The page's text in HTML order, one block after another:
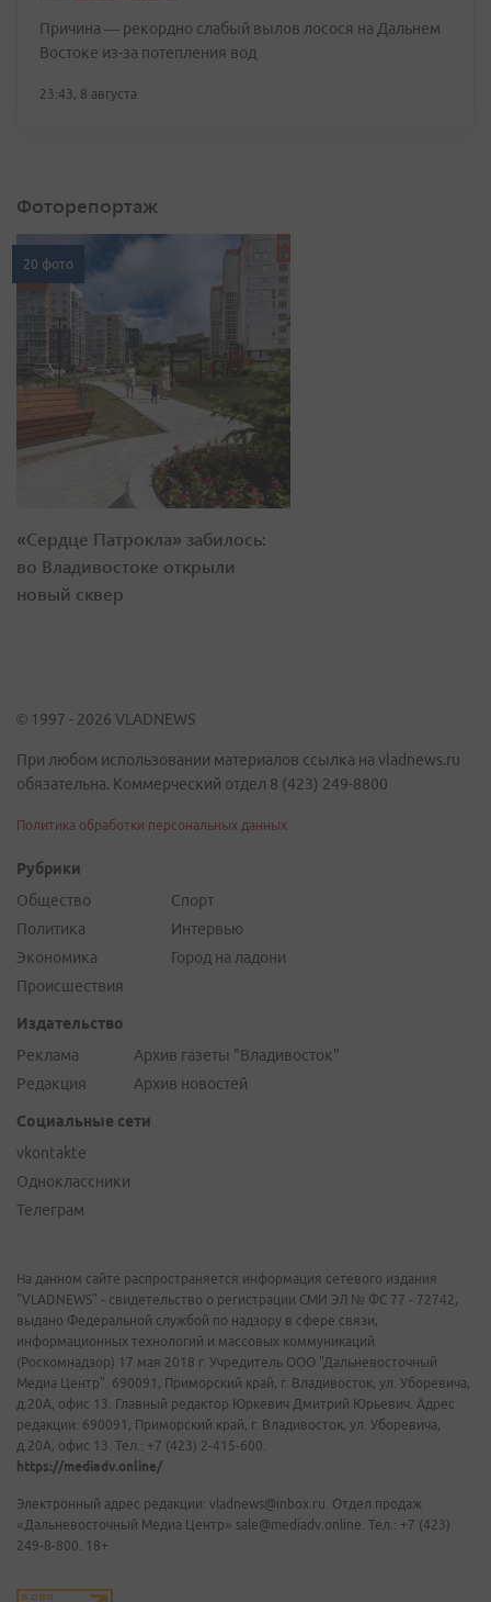
Причина — рекордно слабый вылов лосося на Дальнем
Востоке из-за потепления вод
23:43, 8 августа
Фоторепортаж
20 фото
«Сердце Патрокла» забилось:
во Владивостоке открыли
новый сквер
© 1997 - 2026 VLADNEWS
При любом использовании материалов ссылка на vladnews.ru
обязательна. Коммерческий отдел 8 (423) 249-8800
Политика обработки персональных данных
Рубрики
Общество
Политика
Экономика
Происшествия
Спорт
Интервью
Город на ладони
Издательство
Реклама
Редакция
Архив газеты "Владивосток"
Архив новостей
Социальные сети
vkontakte
Одноклассники
Телеграм
На данном сайте распространяется информация сетевого издания
"VLADNEWS" - свидетельство о регистрации СМИ ЭЛ № ФС 77 - 72742,
выдано Федеральной службой по надзору в сфере связи,
информационных технологий и массовых коммуникаций
(Роскомнадзор) 17 мая 2018 г. Учредитель ООО "Дальневосточный
Медиа Центр". 690091, Приморский край, г. Владивосток, ул. Уборевича,
д.20А, офис 13. Главный редактор Юркевич Дмитрий Юрьевич. Адрес
редакции: 690091, Приморский край, г. Владивосток, ул. Уборевича,
д.20А, офис 13. Тел.: +7 (423) 2-415-600.
https://mediadv.online/
Электронный адрес редакции: vladnews@inbox.ru. Отдел продаж
«Дальневосточный Медиа Центр» sale@mediadv.online. Тел.: +7 (423)
249-8-800. 18+